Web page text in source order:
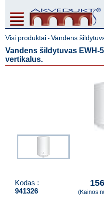
Visi produktai -Vandens
Vandens šildytuvas EWH-
vertikalus.
Kodas :
941326
(Kainos